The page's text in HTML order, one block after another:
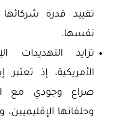
تقييد قدرة
نفسها.
تزايد التهديدات
الأمريكية، إذ
صراع وجودي مع
وحلفائها